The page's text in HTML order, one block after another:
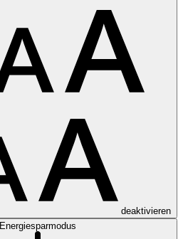
deaktivieren
Energiesparmodus